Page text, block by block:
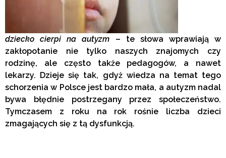
dziecko cierpi na autyzm – te słowa wprawiają w
zakłopotanie nie tylko naszych znajomych czy
rodzinę, ale często także pedagogów, a nawet
lekarzy. Dzieje się tak, gdyż wiedza na temat tego
schorzenia w Polsce jest bardzo mała, a autyzm nadal
bywa błędnie postrzegany przez społeczeństwo.
Tymczasem z roku na rok rośnie liczba dzieci
zmagających się z tą dysfunkcją.